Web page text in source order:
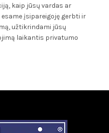
kaip jūsų vardas ar
įsipareigoję gerbti ir
užtikrindami jūsų
laikantis privatumo